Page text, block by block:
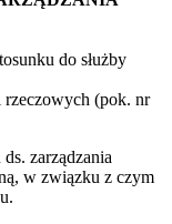
do służby
rzeczowych (pok. nr
zarządzania
w związku z czym